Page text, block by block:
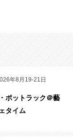
年8月19-21日
ポットラック＠藝
タイム